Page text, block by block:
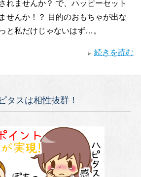
れませんか？ で、ハッピーセット
せんか！？ 目的のおもちゃが出な
と私だけじゃないはず…。
続きを読む
タスは相性抜群！